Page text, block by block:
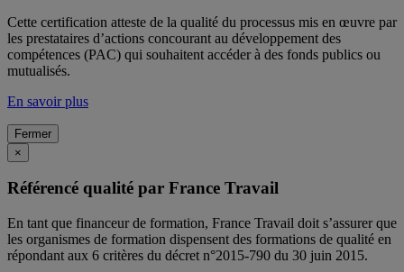
Cette certification atteste de la qualité du processus mis en œuvre par
les prestataires d’actions concourant au développement des
compétences (PAC) qui souhaitent accéder à des fonds publics ou
mutualisés.
En savoir plus
Fermer
×
Référencé qualité par France Travail
En tant que financeur de formation, France Travail doit s’assurer que
les organismes de formation dispensent des formations de qualité en
répondant aux 6 critères du décret n°2015-790 du 30 juin 2015.